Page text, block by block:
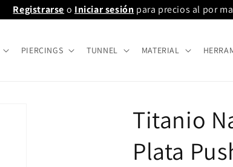
Registrarse o Iniciar sesión para precios al por
PIERCINGS TUNNEL MATERIAL
Titanio
Plata